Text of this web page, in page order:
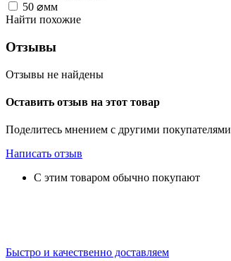
50 ⌀мм
Найти похожие
Отзывы
Отзывы не найдены
Оставить отзыв на этот товар
Поделитесь мнением с другими покупателями
Написать отзыв
С этим товаром обычно покупают
Быстро и качественно доставляем